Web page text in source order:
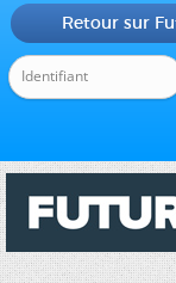
Retour sur